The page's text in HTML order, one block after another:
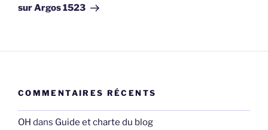
sur Argos 1523
COMMENTAIRES RÉCENTS
OH dans Guide et charte du blog